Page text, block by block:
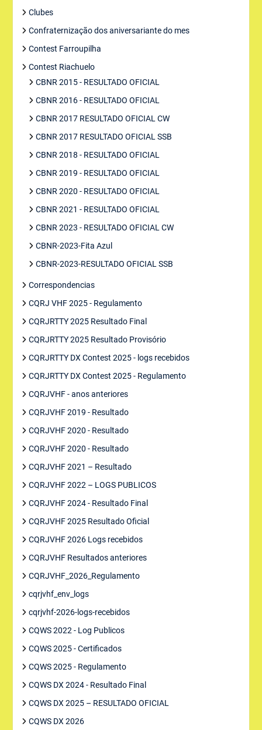
Clubes
Confraternização dos aniversariante do mes
Contest Farroupilha
Contest Riachuelo
CBNR 2015 - RESULTADO OFICIAL
CBNR 2016 - RESULTADO OFICIAL
CBNR 2017 RESULTADO OFICIAL CW
CBNR 2017 RESULTADO OFICIAL SSB
CBNR 2018 - RESULTADO OFICIAL
CBNR 2019 - RESULTADO OFICIAL
CBNR 2020 - RESULTADO OFICIAL
CBNR 2021 - RESULTADO OFICIAL
CBNR 2023 - RESULTADO OFICIAL CW
CBNR-2023-Fita Azul
CBNR-2023-RESULTADO OFICIAL SSB
Correspondencias
CQRJ VHF 2025 - Regulamento
CQRJRTTY 2025 Resultado Final
CQRJRTTY 2025 Resultado Provisório
CQRJRTTY DX Contest 2025 - logs recebidos
CQRJRTTY DX Contest 2025 - Regulamento
CQRJVHF - anos anteriores
CQRJVHF 2019 - Resultado
CQRJVHF 2020 - Resultado
CQRJVHF 2020 - Resultado
CQRJVHF 2021 – Resultado
CQRJVHF 2022 – LOGS PUBLICOS
CQRJVHF 2024 - Resultado Final
CQRJVHF 2025 Resultado Oficial
CQRJVHF 2026 Logs recebidos
CQRJVHF Resultados anteriores
CQRJVHF_2026_Regulamento
cqrjvhf_env_logs
cqrjvhf-2026-logs-recebidos
CQWS 2022 - Log Publicos
CQWS 2025 - Certificados
CQWS 2025 - Regulamento
CQWS DX 2024 - Resultado Final
CQWS DX 2025 – RESULTADO OFICIAL
CQWS DX 2026